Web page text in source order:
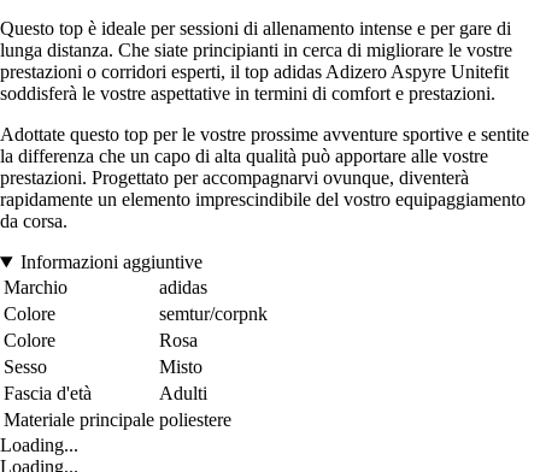
Questo top è ideale per sessioni di allenamento intense e per gare di
lunga distanza. Che siate principianti in cerca di migliorare le vostre
prestazioni o corridori esperti, il top adidas Adizero Aspyre Unitefit
soddisferà le vostre aspettative in termini di comfort e prestazioni.
Adottate questo top per le vostre prossime avventure sportive e sentite
la differenza che un capo di alta qualità può apportare alle vostre
prestazioni. Progettato per accompagnarvi ovunque, diventerà
rapidamente un elemento imprescindibile del vostro equipaggiamento
da corsa.
Informazioni aggiuntive
Marchio
adidas
Colore
semtur/corpnk
Colore
Rosa
Sesso
Misto
Fascia d'età
Adulti
Materiale principale poliestere
Loading...
Loading...